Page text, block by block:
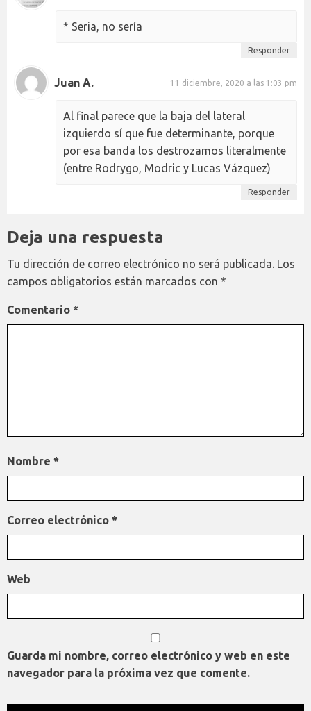
* Seria, no sería
Responder
Juan A. 11 diciembre, 2020 a las 1:03 pm
Al final parece que la baja del lateral
izquierdo sí que fue determinante, porque
por esa banda los destrozamos literalmente
(entre Rodrygo, Modric y Lucas Vázquez)
Responder
Deja una respuesta
Tu dirección de correo electrónico no será publicada. Los
campos obligatorios están marcados con *
Comentario *
Nombre *
Correo electrónico *
Web
Guarda mi nombre, correo electrónico y web en este
navegador para la próxima vez que comente.